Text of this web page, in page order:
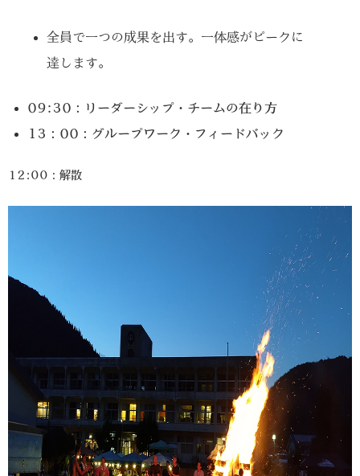
全員で一つの成果を出す。一体感がピークに
達します。
09:30：リーダーシップ・チームの在り方
13：00：グループワーク・フィードバック
12:00：解散